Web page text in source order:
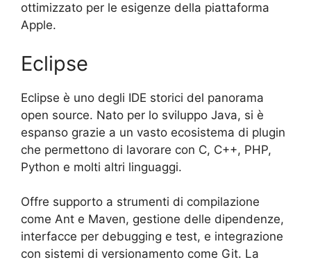
ottimizzato per le esigenze della piattaforma
Apple.
Eclipse
Eclipse è uno degli IDE storici del panorama
open source. Nato per lo sviluppo Java, si è
espanso grazie a un vasto ecosistema di plugin
che permettono di lavorare con C, C++, PHP,
Python e molti altri linguaggi.
Offre supporto a strumenti di compilazione
come Ant e Maven, gestione delle dipendenze,
interfacce per debugging e test, e integrazione
con sistemi di versionamento come Git. La